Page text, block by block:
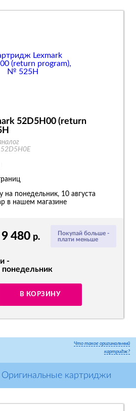
Покупай больше -
плати меньше
9 480 р.
-
понедельник
В КОРЗИНУ
52D5H00 (return
на понедельник, 10 августа
в нашем магазине
Что такое оригинальный
картридж?
Оригинальные картриджи